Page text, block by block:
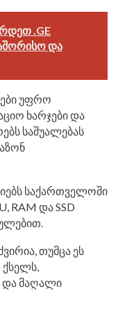
.GE
და
უფრო
ხარჯები და
საშუალებას
საქართველოში
RAM და SSD
თუმცა ეს
ქსელს,
და მაღალი